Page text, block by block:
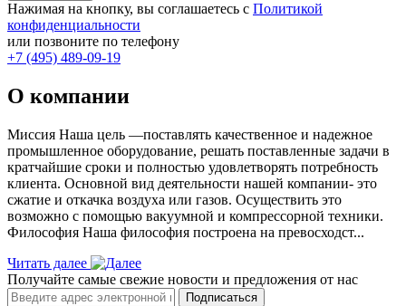
Нажимая на кнопку, вы соглашаетесь с Политикой
конфиденциальности
или позвоните по телефону
+7 (495) 489-09-19
О компании
Миссия Наша цель ―поставлять качественное и надежное
промышленное оборудование, решать поставленные задачи в
кратчайшие сроки и полностью удовлетворять потребность
клиента. Основной вид деятельности нашей компании- это
сжатие и откачка воздуха или газов. Осуществить это
возможно с помощью вакуумной и компрессорной техники.
Философия Наша философия построена на превосходст...
Читать далее
Получайте самые свежие новости и предложения от нас
Подписаться